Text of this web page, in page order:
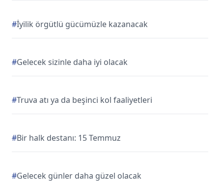
#İyilik örgütlü gücümüzle kazanacak
#Gelecek sizinle daha iyi olacak
#Truva atı ya da beşinci kol faaliyetleri
#Bir halk destanı: 15 Temmuz
#Gelecek günler daha güzel olacak